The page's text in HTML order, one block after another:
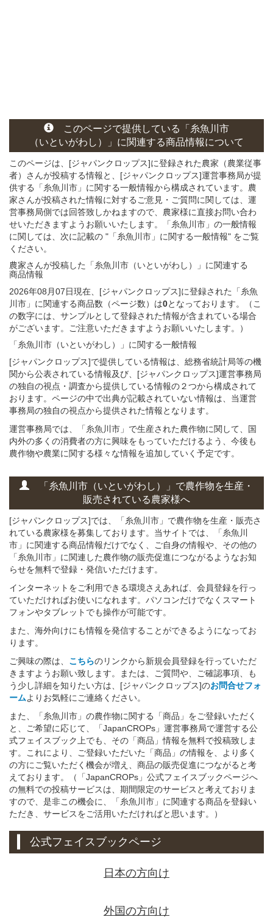
このページで提供している
「糸魚川市
（いといがわし）」 に関連する商品情報について
このページは、[ジャパンクロップス]に登録された農家（農業従事
者）さんが投稿する情報と、[ジャパンクロップス]運営事務局が提
供する「糸魚川市」に関する一般情報から構成されています。農
家さんが投稿された情報に対するご意見・ご質問に関しては、運
営事務局側では回答致しかねますので、農家様に直接お問い合わ
せいただきますようお願いいたします。「糸魚川市」の一般情報
に関しては、次に記載の "「糸魚川市」に関する一般情報" をご覧
ください。
農家さんが投稿した「糸魚川市（いといがわし）」 に関連する
商品情報
2026年08月07日現在、[ジャパンクロップス]に登録された「糸魚
川市」に関連する商品数（ページ数）は0となっております。（こ
の数字には、サンプルとして登録された情報が含まれている場合
がございます。ご注意いただきますようお願いいたします。）
「糸魚川市（いといがわし）」 に関する一般情報
[ジャパンクロップス]で提供している情報は、総務省統計局等の機
関から公表されている情報及び、[ジャパンクロップス]運営事務局
の独自の視点・調査から提供している情報の２つから構成されて
おります。ページの中で出典が記載されていない情報は、当運営
事務局の独自の視点から提供された情報となります。
運営事務局では、「糸魚川市」で生産された農作物に関して、国
内外の多くの消費者の方に興味をもっていただけるよう、今後も
農作物や農業に関する様々な情報を追加していく予定です。
「糸魚川市（いといがわし）」 で農作物を生産・
販売されている農家様へ
[ジャパンクロップス]では、「糸魚川市」で農作物を生産・販売さ
れている農家様を募集しております。当サイトでは、「糸魚川
市」に関連する商品情報だけでなく、ご自身の情報や、その他の
「糸魚川市」に関連した農作物の販売促進につながるようなお知
らせを無料で登録・発信いただけます。
インターネットをご利用できる環境さえあれば、会員登録を行っ
ていただければお使いになれます。パソコンだけでなくスマート
フォンやタブレットでも操作が可能です。
また、海外向けにも情報を発信することができるようになってお
ります。
ご興味の際は、 こちらのリンクから新規会員登録を行っていただ
きますようお願い致します。または、ご質問や、ご確認事項、も
う少し詳細を知りたい方は、[ジャパンクロップス]のお問合せフォ
ームよりお気軽にご連絡ください。
また、「糸魚川市」の農作物に関する「商品」をご登録いただく
と、ご希望に応じて、「JapanCROPs」運営事務局で運営する公
式フェイスブック上でも、その「商品」情報を無料で投稿致しま
す。これにより、ご登録いただいた「商品」の情報を、より多く
の方にご覧いただく機会が増え、商品の販売促進につながると考
えております。（「JapanCROPs」公式フェイスブックページへ
の無料での投稿サービスは、期間限定のサービスと考えておりま
すので、是非この機会に、「糸魚川市」に関連する商品を登録い
ただき、サービスをご活用いただければと思います。）
公式フェイスブックページ
日本の方向け
外国の方向け